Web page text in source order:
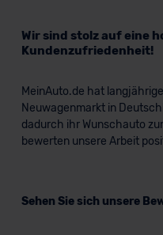
Wir sind stolz auf eine
Kundenzufriedenheit!
MeinAuto.de hat
Neuwagenmarkt in
dadurch ihr Wunschauto
bewerten unsere Arbeit
Sehen Sie sich unsere